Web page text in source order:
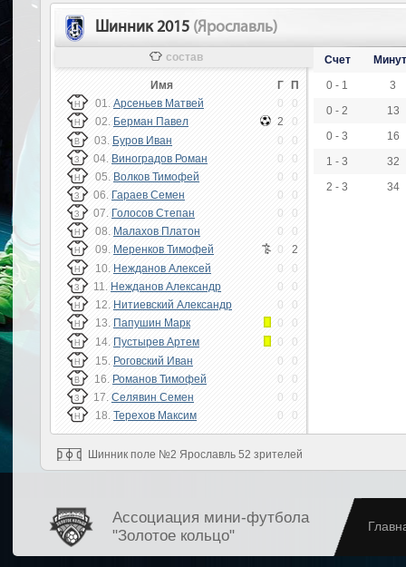
Шинник 2015 (Ярославль)
состав
Имя Г П
Н 01. Арсеньев Матвей 0 0
Н 02. Берман Павел 2 0
В 03. Буров Иван 0 0
З 04. Виноградов Роман 0 0
Н 05. Волков Тимофей 0 0
З 06. Гараев Семен 0 0
З 07. Голосов Степан 0 0
Н 08. Малахов Платон 0 0
Н 09. Меренков Тимофей 0 2
Н 10. Нежданов Алексей 0 0
З 11. Нежданов Александр 0 0
Н 12. Нитиевский Александр 0 0
Н 13. Папушин Марк 0 0
Н 14. Пустырев Артем 0 0
Н 15. Роговский Иван 0 0
В 16. Романов Тимофей 0 0
З 17. Селявин Семен 0 0
Н 18. Терехов Максим 0 0
Счет
0 - 1
3
0 - 2
13
0 - 3
16
1 - 3
32
2 - 3
34
Шинник поле №2 Ярославль 52 зрителей
Ассоциация мини-футбола
"Золотое кольцо"